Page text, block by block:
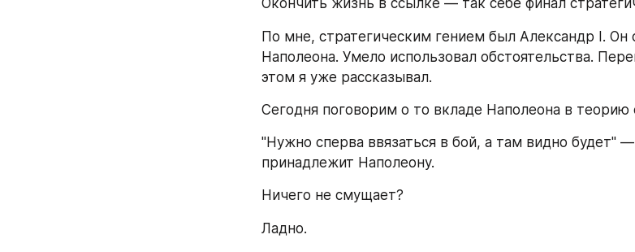
Окончить жизнь в ссылке — так себе финал
По мне, стратегическим гением был Александр I. Он
Наполеона. Умело использовал обстоятельства.
этом я уже рассказывал.
Сегодня поговорим о то вкладе Наполеона в теорию
"Нужно сперва ввязаться в бой, а там видно будет"
принадлежит Наполеону.
Ничего не смущает?
Ладно.